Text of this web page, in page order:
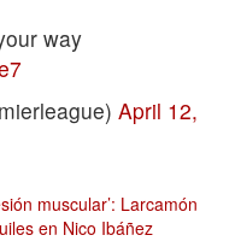
way
April 12,
muscular’: Larcamón
en Nico Ibáñez